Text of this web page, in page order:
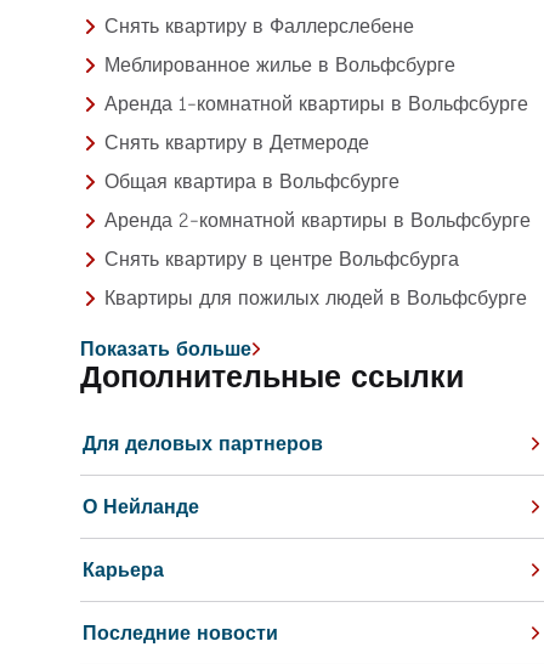
Снять квартиру в Фаллерслебене
Меблированное жилье в Вольфсбурге
Аренда 1-комнатной квартиры в Вольфсбурге
Снять квартиру в Детмероде
Общая квартира в Вольфсбурге
Аренда 2-комнатной квартиры в Вольфсбурге
Снять квартиру в центре Вольфсбурга
Квартиры для пожилых людей в Вольфсбурге
Показать больше
Дополнительные ссылки
Для деловых партнеров
О Нейланде
Карьера
Последние новости